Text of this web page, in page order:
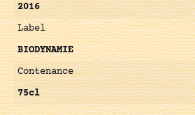
2016
Label
BIODYNAMIE
Contenance
75cl